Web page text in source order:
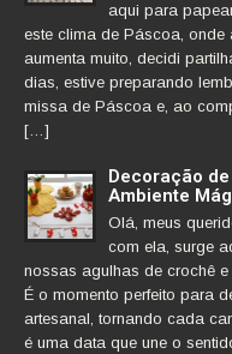
aqui para
este clima de Páscoa, onde
aumenta muito, decidi
dias, estive preparando
missa de Páscoa e, ao
[…]
Decoração
Ambiente
Olá, meus
com ela, surge
nossas agulhas de crochê
É o momento perfeito para
artesanal, tornando cada
é uma data que une o